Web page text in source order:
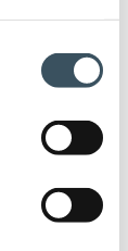
myymälöistä
laittanut